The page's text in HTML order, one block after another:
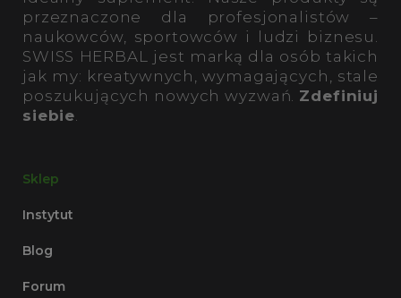
przeznaczone dla profesjonalistów –
naukowców, sportowców i ludzi biznesu.
SWISS HERBAL jest marką dla osób takich
jak my: kreatywnych, wymagających, stale
poszukujących nowych wyzwań. Zdefiniuj
siebie.
Sklep
Instytut
Blog
Forum